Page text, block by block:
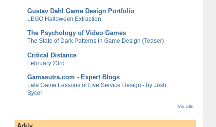
Gustav Dahl Game Design Portfolio
LEGO Halloween Extraction
The Psychology of Video Games
The State of Dark Patterns in Game Design (Teaser)
Critical Distance
February 23rd
Gamasutra.com - Expert Blogs
Late Game Lessons of Live Service Design - by Josh
Bycer
Vis alle